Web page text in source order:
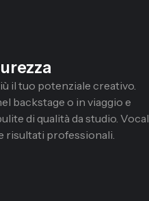
il tuo potenziale creativo.
backstage o in viaggio e
di qualità da studio. Vocal
risultati professionali.